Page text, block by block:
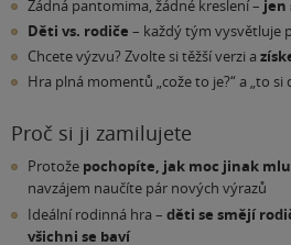
Žádná pantomima, žádné kreslení – jen
Děti vs. rodiče – každý tým vysvětluje
Chcete výzvu? Zvolte si těžší verzi a
Hra plná momentů „cože to je?“ a „to si
Proč si ji zamilujete
Protože pochopíte, jak moc jinak
navzájem naučíte pár nových výrazů
Ideální rodinná hra – děti se smějí
všichni se baví